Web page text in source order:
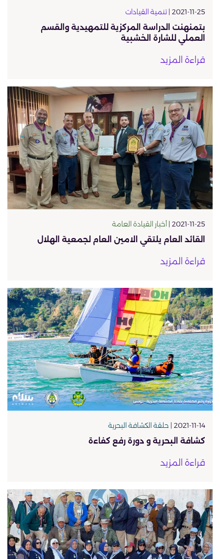
2021-11-25 | تنمية القيادات
بتمنهنت الدراسة المركزية للتمهيدية والقسم
العملي للشارة الخشبية
قراءة المزيد
2021-11-25 | أخبار القيادة العامة
القائد العام يلتقي الامين العام لجمعية الهلال
قراءة المزيد
2021-11-14 | حلقة الكشافة البحرية
كشافة البحرية و دورة رفع كفاءة
قراءة المزيد